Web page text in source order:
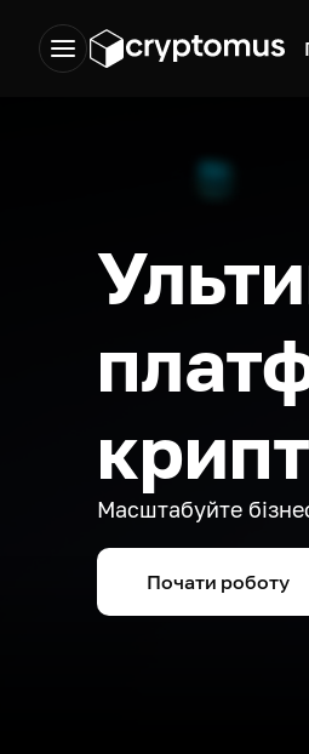
Масштабуйте
Почати роботу